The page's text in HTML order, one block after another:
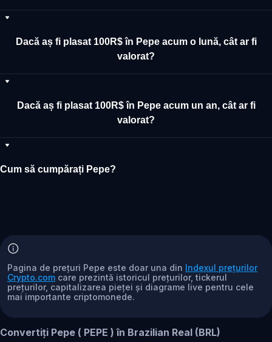
Dacă aș fi plasat 100R$ în Pepe acum o lună, cât ar fi
valorat?
Dacă aș fi plasat 100R$ în Pepe acum un an, cât ar fi
valorat?
Cum să cumpărați Pepe?
Pagina de prețuri Pepe este doar una din Indexul prețurilor
Crypto.com care prezintă istoricul prețurilor, tickerul
prețurilor, capitalizarea pieței și diagrame live pentru cele
mai importante criptomonede.
Convertiți Pepe ( PEPE ) în Brazilian Real (BRL)